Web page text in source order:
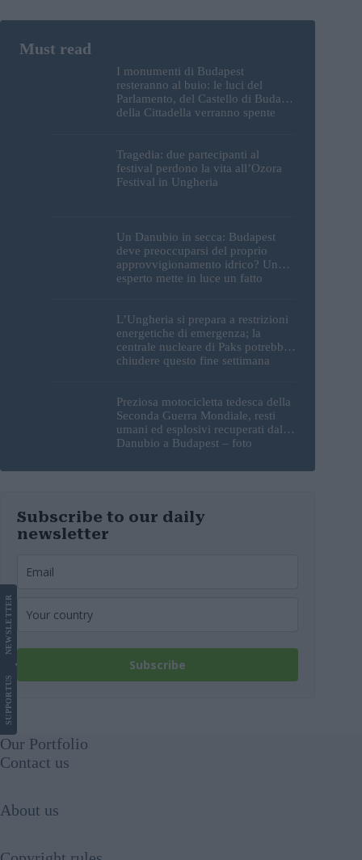
I monumenti di Budapest
resteranno al buio: le luci del
Parlamento, del Castello di Buda e
della Cittadella verranno spente
Tragedia: due partecipanti al
festival perdono la vita all’Ozora
Festival in Ungheria
Un Danubio in secca: Budapest
deve preoccuparsi del proprio
approvvigionamento idrico? Un
esperto mette in luce un fatto
L’Ungheria si prepara a restrizioni
energetiche di emergenza; la
centrale nucleare di Paks potrebbe
chiudere questo fine settimana
Preziosa motocicletta tedesca della
Seconda Guerra Mondiale, resti
umani ed esplosivi recuperati dal
Danubio a Budapest – foto
Subscribe to our daily
newsletter
Subscribe
SUPPORT
US
NEWS
LETTER
Our Portfolio
Contact us
About us